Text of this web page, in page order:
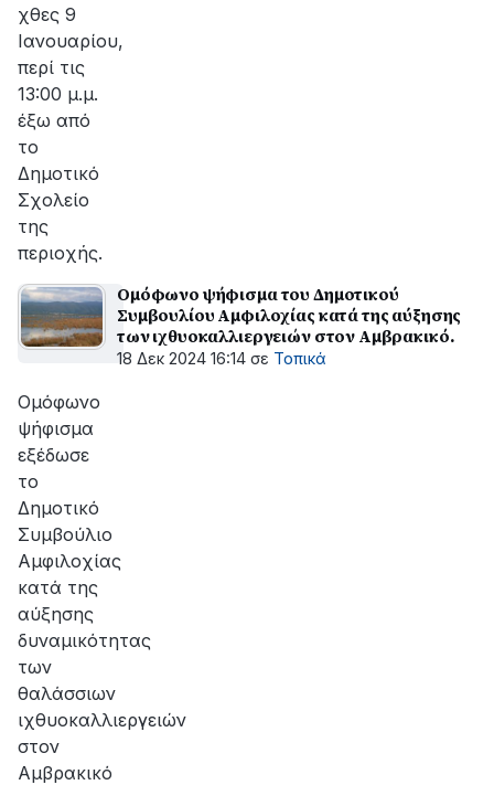
χθες 9
Ιανουαρίου,
περί τις
13:00 μ.μ.
έξω από
το
Δημοτικό
Σχολείο
της
περιοχής.
Ομόφωνο ψήφισμα του Δημοτικού
Συμβουλίου Αμφιλοχίας κατά της αύξησης
των ιχθυοκαλλιεργειών στον Αμβρακικό.
18 Δεκ 2024 16:14 σε Τοπικά
Ομόφωνο
ψήφισμα
εξέδωσε
το
Δημοτικό
Συμβούλιο
Αμφιλοχίας
κατά της
αύξησης
δυναμικότητας
των
θαλάσσιων
ιχθυοκαλλιεργειών
στον
Αμβρακικό